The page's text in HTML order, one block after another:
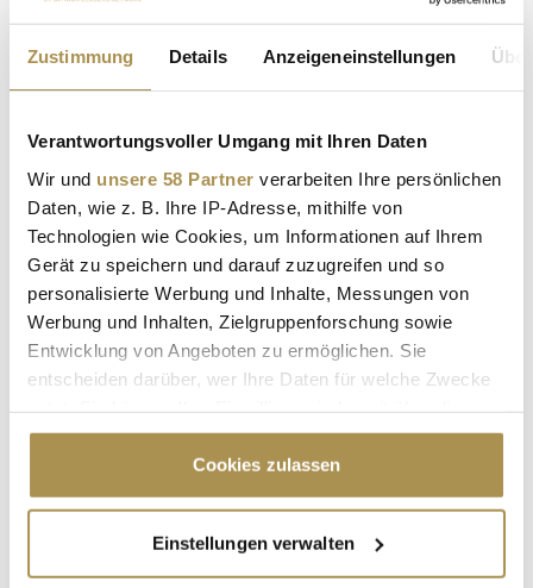
Zustimmung Details Anzeigeneinstellungen
Verantwortungsvoller Umgang mit Ihren Daten
Wir und unsere 58 Partner verarbeiten Ihre persönlichen
Daten, wie z. B. Ihre IP-Adresse, mithilfe von
Technologien wie Cookies, um Informationen auf Ihrem
Gerät zu speichern und darauf zuzugreifen und so
personalisierte Werbung und Inhalte, Messungen von
Werbung und Inhalten, Zielgruppenforschung sowie
Entwicklung von Angeboten zu ermöglichen. Sie
entscheiden darüber, wer Ihre Daten für welche Zwecke
Cookie-Erklärung oder durch Klicken auf das Privacy
Trigger Symbol ändern oder widerrufen
Informationen über Ihre geografische Lage
erfassen, welche bis auf einige Meter genau sein
Cookies zulassen
Einstellungen verwalten